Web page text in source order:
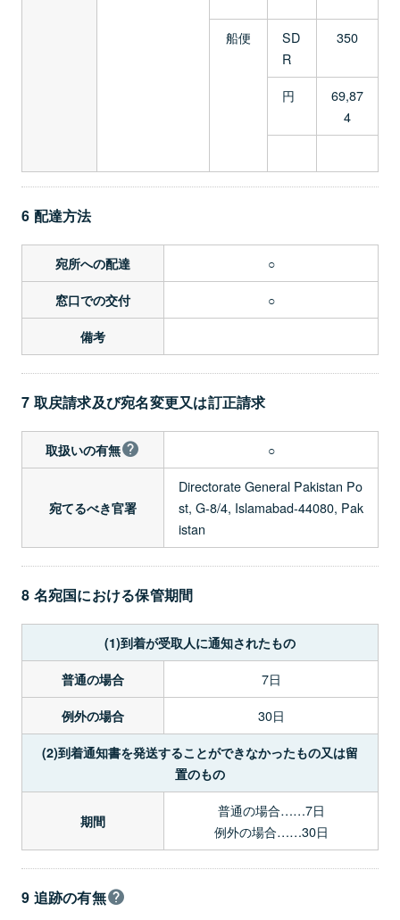
船便
SD
R
350
円
69,87
4
6 配達方法
宛所への配達 ○
窓口での交付 ○
備考
7 取戻請求及び宛名変更又は訂正請求
取扱いの有無 ○
宛てるべき官署
Directorate General Pakistan Po
st, G-8/4, Islamabad-44080, Pak
istan
8 名宛国における保管期間
(1)到着が受取人に通知されたもの
普通の場合 7日
例外の場合 30日
(2)到着通知書を発送することができなかったもの又は留
置のもの
期間
普通の場合……7日
例外の場合……30日
9 追跡の有無